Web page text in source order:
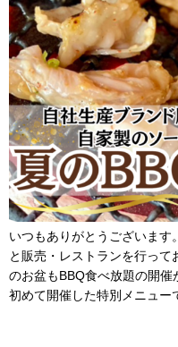
いつもありがとうございま
と販売・レストランを行っ
のお盆もBBQ食べ放題の開
初めて開催した特別メニュー